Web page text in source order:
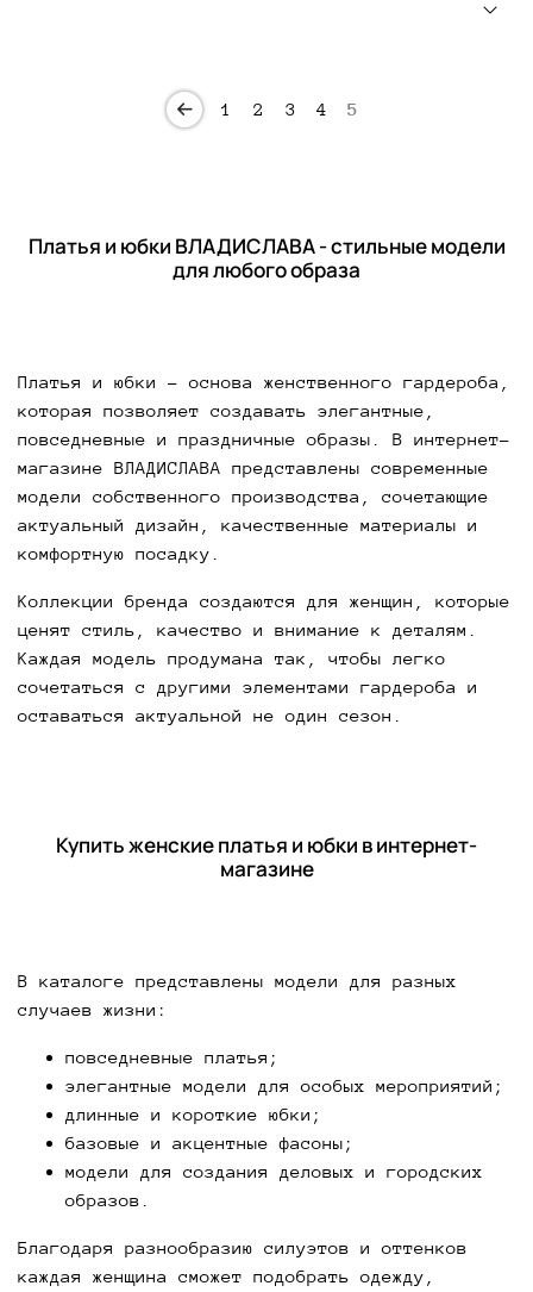
1 2 3 4 5
Платья и юбки ВЛАДИСЛАВА - стильные модели
для любого образа
Платья и юбки - основа женственного гардероба,
которая позволяет создавать элегантные,
повседневные и праздничные образы. В интернет-
магазине ВЛАДИСЛАВА представлены современные
модели собственного производства, сочетающие
актуальный дизайн, качественные материалы и
комфортную посадку.
Коллекции бренда создаются для женщин, которые
ценят стиль, качество и внимание к деталям.
Каждая модель продумана так, чтобы легко
сочетаться с другими элементами гардероба и
оставаться актуальной не один сезон.
Купить женские платья и юбки в интернет-
магазине
В каталоге представлены модели для разных
случаев жизни:
повседневные платья;
элегантные модели для особых мероприятий;
длинные и короткие юбки;
базовые и акцентные фасоны;
модели для создания деловых и городских
образов.
Благодаря разнообразию силуэтов и оттенков
каждая женщина сможет подобрать одежду,